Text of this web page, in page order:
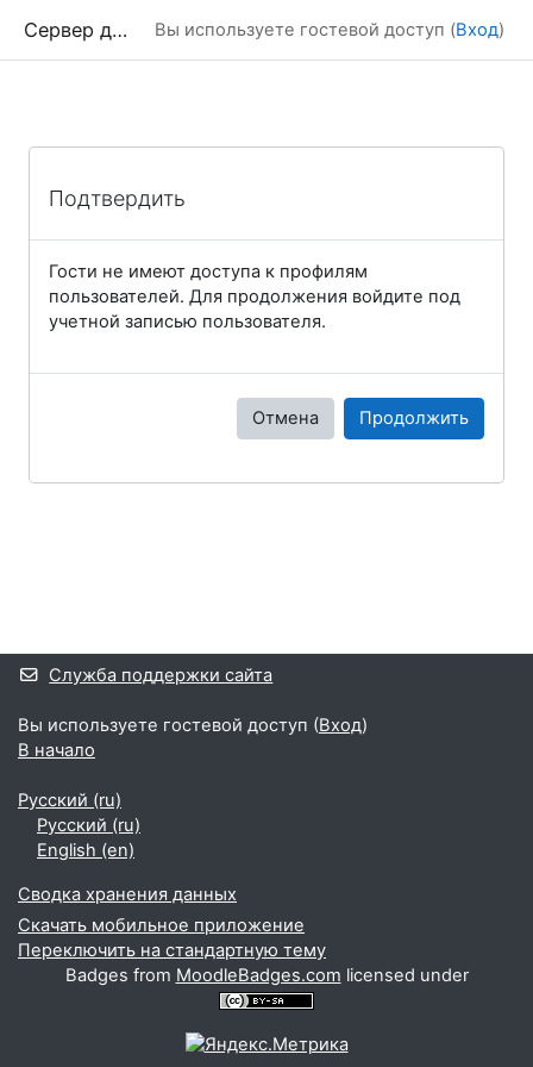
Сервер дистанционного обучения Химического факультета МГУ Вы используете гостевой доступ (Вход)
Подтвердить
Гости не имеют доступа к профилям
пользователей. Для продолжения войдите под
учетной записью пользователя.
Отмена Продолжить
Служба поддержки сайта
Вы используете гостевой доступ (Вход)
В начало
Русский ‎(ru)‎
Русский ‎(ru)‎
English ‎(en)‎
Сводка хранения данных
Скачать мобильное приложение
Переключить на стандартную тему
Badges from MoodleBadges.com licensed under